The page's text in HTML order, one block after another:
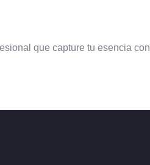
que capture tu esencia con